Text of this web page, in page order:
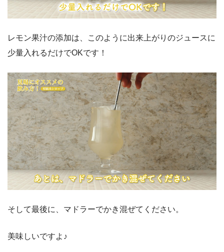
レモン果汁の添加は、このように出来上がりのジュースに
少量入れるだけでOKです！
そして最後に、マドラーでかき混ぜてください。
美味しいですよ♪